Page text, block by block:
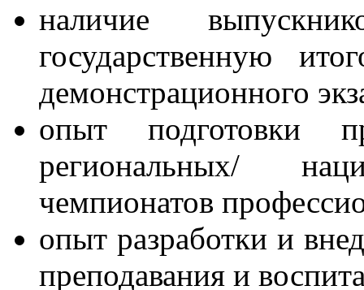
наличие
государственную
демонстрационного
опыт подготовки
региональных/
чемпионатов
опыт разработки и
преподавания и